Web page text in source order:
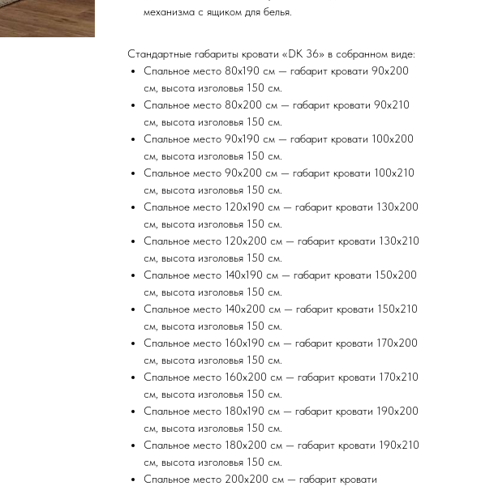
механизма с ящиком для белья.
Стандартные габариты кровати «DK 36» в собранном виде:
Спальное место 80х190 см — габарит кровати 90х200
см, высота изголовья 150 см.
Спальное место 80х200 см — габарит кровати 90х210
см, высота изголовья 150 см.
Спальное место 90х190 см — габарит кровати 100х200
см, высота изголовья 150 см.
Спальное место 90х200 см — габарит кровати 100х210
см, высота изголовья 150 см.
Спальное место 120х190 см — габарит кровати 130х200
см, высота изголовья 150 см.
Спальное место 120х200 см — габарит кровати 130х210
см, высота изголовья 150 см.
Спальное место 140х190 см — габарит кровати 150х200
см, высота изголовья 150 см.
Спальное место 140х200 см — габарит кровати 150х210
см, высота изголовья 150 см.
Спальное место 160х190 см — габарит кровати 170х200
см, высота изголовья 150 см.
Спальное место 160х200 см — габарит кровати 170х210
см, высота изголовья 150 см.
Спальное место 180х190 см — габарит кровати 190х200
см, высота изголовья 150 см.
Спальное место 180х200 см — габарит кровати 190х210
см, высота изголовья 150 см.
Спальное место 200х200 см — габарит кровати